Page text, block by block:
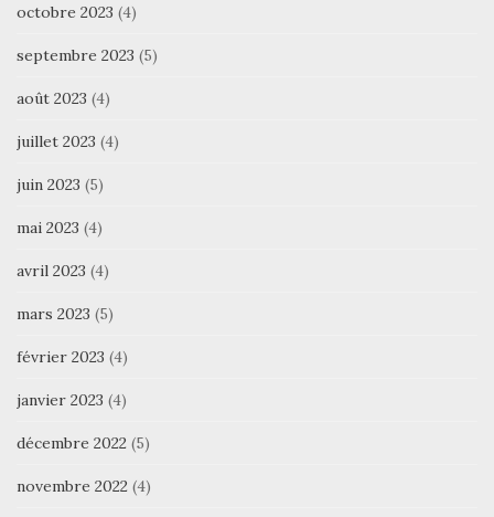
octobre 2023 (4)
septembre 2023 (5)
août 2023 (4)
juillet 2023 (4)
juin 2023 (5)
mai 2023 (4)
avril 2023 (4)
mars 2023 (5)
février 2023 (4)
janvier 2023 (4)
décembre 2022 (5)
novembre 2022 (4)